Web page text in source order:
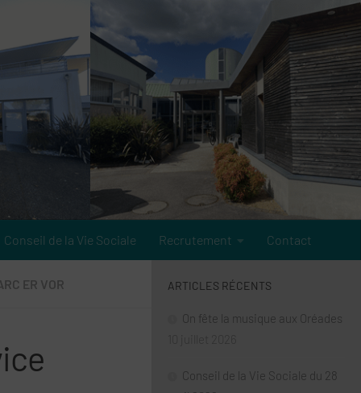
Conseil de la Vie Sociale Recrutement Contact
ER VOR ARTICLES RÉCENTS
On fête la musique aux Oréades
Conseil de la Vie Sociale du 28